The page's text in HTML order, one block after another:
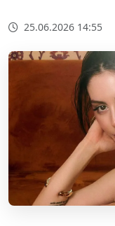
25.06.2026 14:55